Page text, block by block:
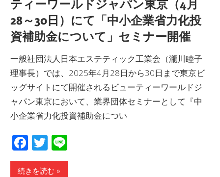
ティーワールドジャパン東京（4月
28～30日）にて「中小企業省力化投
資補助金について」セミナー開催
一般社団法人日本エステティック工業会（瀧川睦子
理事長）では、2025年4月28日から30日まで東京ビ
ッグサイトにて開催されるビューティーワールドジ
ャパン東京において、業界団体セミナーとして『中
小企業省力化投資補助金につい
Facebook
Twitter
続きを読む